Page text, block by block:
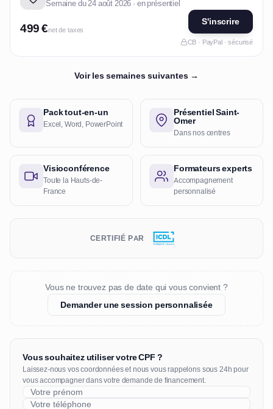
Semaine du 24 août 2026 · en présentiel
499 €net de taxes
S'inscrire
CB · PayPal · sécurisé
Voir les semaines suivantes →
Pack tout-en-un
Excel, Word, PowerPoint
Présentiel Saint-
Omer
Dans nos centres
Visioconférence
Toute la Hauts-de-
France
Formateurs experts
Accompagnement
personnalisé
CERTIFIÉ PAR
Vous ne trouvez pas de date qui vous convient ?
Demander une session personnalisée
Vous souhaitez utiliser votre CPF ?
Laissez-nous vos coordonnées et nous vous rappelons sous 24h pour
vous accompagner dans votre demande de financement.